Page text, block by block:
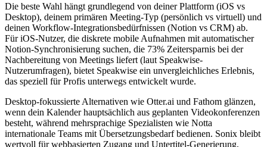
Die beste Wahl hängt grundlegend von deiner Plattform (iOS vs
Desktop), deinem primären Meeting-Typ (persönlich vs virtuell) und
deinen Workflow-Integrationsbedürfnissen (Notion vs CRM) ab.
Für iOS-Nutzer, die diskrete mobile Aufnahmen mit automatischer
Notion-Synchronisierung suchen, die 73% Zeitersparnis bei der
Nachbereitung von Meetings liefert (laut Speakwise-
Nutzerumfragen), bietet Speakwise ein unvergleichliches Erlebnis,
das speziell für Profis unterwegs entwickelt wurde.
Desktop-fokussierte Alternativen wie Otter.ai und Fathom glänzen,
wenn dein Kalender hauptsächlich aus geplanten Videokonferenzen
besteht, während mehrsprachige Spezialisten wie Notta
internationale Teams mit Übersetzungsbedarf bedienen. Sonix bleibt
wertvoll für webbasierten Zugang und Untertitel-Generierung,